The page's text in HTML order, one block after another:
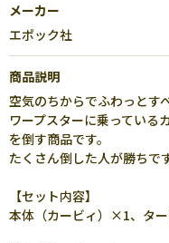
メーカー
エポック社
商品説明
空気のちからでふわっとす
ワープスターに乗っている
を倒す商品です。
たくさん倒した人が勝ちで
【セット内容】
本体（カービィ）×1、タ